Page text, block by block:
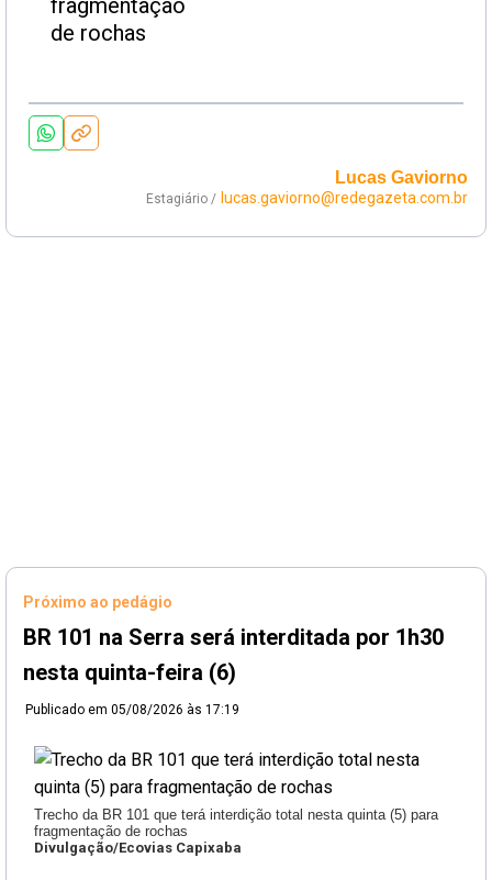
Lucas Gaviorno
Estagiário / lucas.gaviorno@redegazeta.com.br
Próximo ao pedágio
BR 101 na Serra será interditada por 1h30
nesta quinta-feira (6)
Publicado em 05/08/2026 às 17:19
Trecho da BR 101 que terá interdição total nesta quinta (5) para
fragmentação de rochas
Divulgação/Ecovias Capixaba